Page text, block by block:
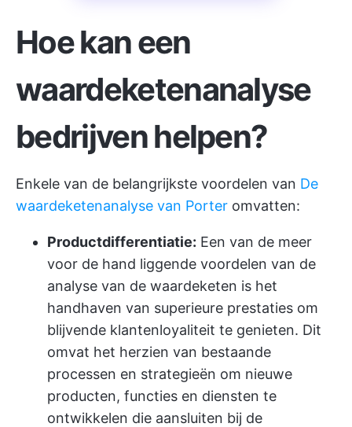
Hoe kan een
waardeketenanalyse
bedrijven helpen?
Enkele van de belangrijkste voordelen van De
waardeketenanalyse van Porter omvatten:
Productdifferentiatie: Een van de meer
voor de hand liggende voordelen van de
analyse van de waardeketen is het
handhaven van superieure prestaties om
blijvende klantenloyaliteit te genieten. Dit
omvat het herzien van bestaande
processen en strategieën om nieuwe
producten, functies en diensten te
ontwikkelen die aansluiten bij de